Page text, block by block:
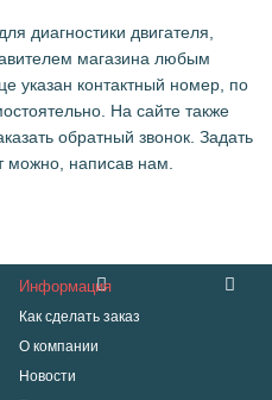
диагностики двигателя,
магазина любым
указан контактный номер, по
На сайте также
обратный звонок. Задать
можно, написав нам.
Информация
Как сделать заказ
О компании
Новости